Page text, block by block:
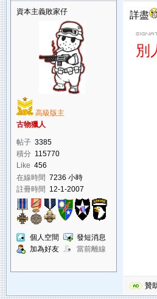
資本主義敗家仔
高級版主
古物獵人
帖子 3385
積分 115770
Like 456
在線時間 7236 小時
註冊時間 12-1-2007
個人空間
發短消息
加為好友
當前離線
詳盡
別
贊